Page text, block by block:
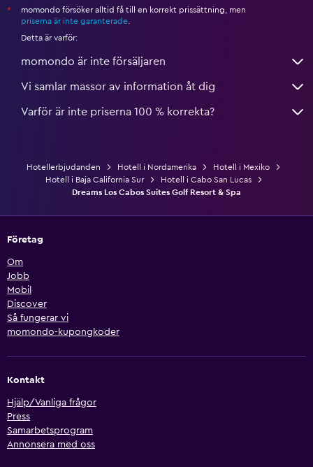
*
momondo försöker alltid få till en korrekt prissättning, men
priserna är inte garanterade
Detta är varför:
momondo är inte försäljaren
Vi samlar massor av information åt dig
Varför är inte priserna 100 % korrekta?
Hotellerbjudanden Hotell i Nordamerika
Hotell i Mexiko
Hotell i Baja California Sur
Hotell i Cabo San Lucas
Dreams Los Cabos Suites Golf Resort & Spa
Företag
Om
Jobb
Mobil
Discover
Så fungerar vi
momondo-kupongkoder
Kontakt
Hjälp/Vanliga frågor
Press
Samarbetsprogram
Annonsera med oss